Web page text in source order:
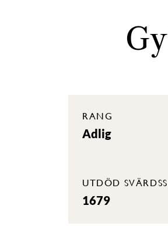
RANG
Adlig
UTDÖD
1679